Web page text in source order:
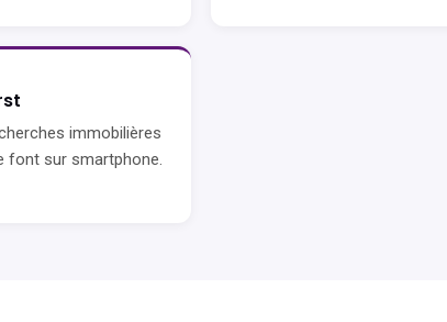
immobilières
font sur smartphone.